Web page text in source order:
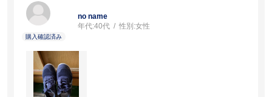
no name
年代:40代 性別:女性